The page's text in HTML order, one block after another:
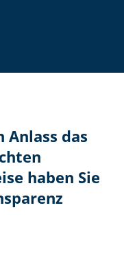
das
haben Sie